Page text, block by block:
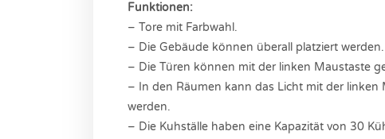
Funktionen:
– Tore mit Farbwahl.
– Die Gebäude können überall platziert werden.
– Die Türen können mit der linken Maustaste
– In den Räumen kann das Licht mit der
werden.
– Die Kuhställe haben eine Kapazität von 30